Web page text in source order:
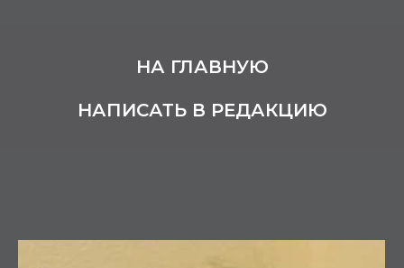
НА ГЛАВНУЮ
НАПИСАТЬ В РЕДАКЦИЮ